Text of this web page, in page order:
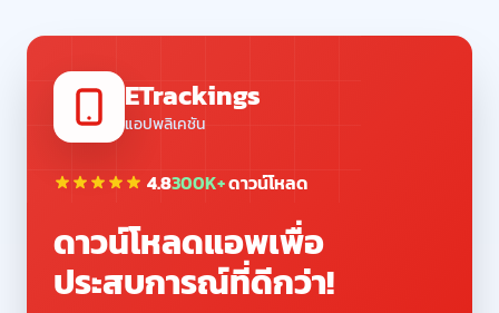
ETrackings
แอปพลิเคชัน
4.8300K+ดาวน์โหลด
ดาวน์โหลดแอพเพื่อ
ประสบการณ์ที่ดีกว่า!